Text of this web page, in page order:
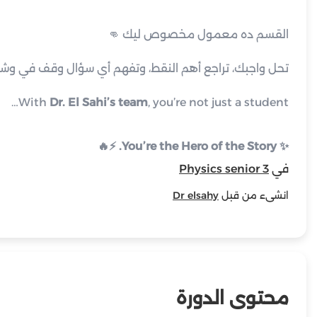
القسم ده معمول مخصوص ليك 👊
تحل واجبك، تراجع أهم النقط، وتفهم أي سؤال وقف في
With Dr. El Sahi’s team, you’re not just a student…
✨
You’re the Hero of the Story.
⚡🔥
في Physics senior 3
انشىء من قبل Dr elsahy
محتوى الدورة